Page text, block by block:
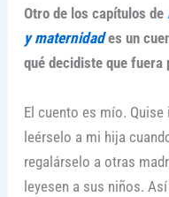
Otro de los capítulos de
y maternidades un
qué decidiste que fuera
El cuento es mío.
leérselo a mi hija
regalárselo a otras
leyesen a sus niños.